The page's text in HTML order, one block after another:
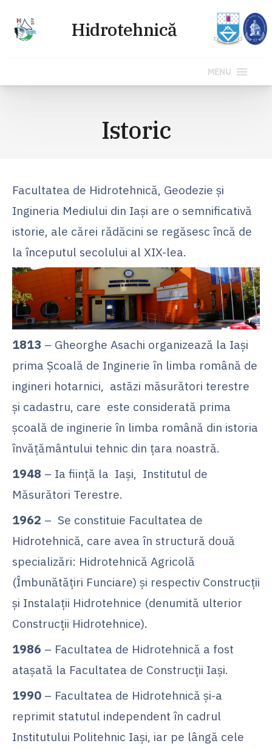
MENU
Istoric
Facultatea de Hidrotehnică, Geodezie şi
Ingineria Mediului din Iaşi are o semnificativă
istorie, ale cărei rădăcini se regăsesc încă de
la începutul secolului al XIX-lea.
1813 – Gheorghe Asachi organizează la Iaşi
prima Şcoală de Inginerie în limba română de
ingineri hotarnici, astăzi măsurători terestre
şi cadastru, care este considerată prima
şcoală de inginerie în limba română din istoria
învăţământului tehnic din ţara noastră.
1948 – Ia fiinţă la Iaşi, Institutul de
Măsurători Terestre.
1962 – Se constituie Facultatea de
Hidrotehnică, care avea în structură două
specializări: Hidrotehnică Agricolă
(Îmbunătăţiri Funciare) şi respectiv Construcţii
şi Instalaţii Hidrotehnice (denumită ulterior
Construcţii Hidrotehnice).
1986 – Facultatea de Hidrotehnică a fost
ataşată la Facultatea de Construcţii Iaşi.
1990 – Facultatea de Hidrotehnică şi-a
reprimit statutul independent în cadrul
Institutului Politehnic Iaşi, iar pe lângă cele